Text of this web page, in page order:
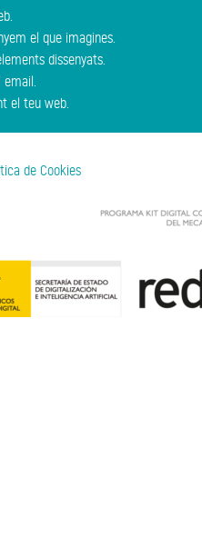
el que imagines.
dissenyats.
el teu web.
de Cookies